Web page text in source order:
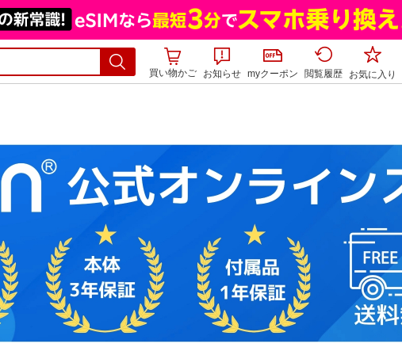
買い物かご お知らせ myクーポン 閲覧履歴 お気に入り